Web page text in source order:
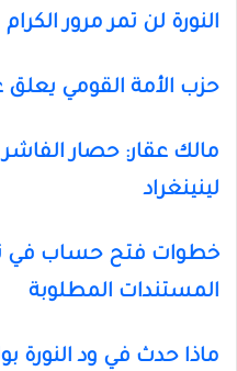
النورة لن تمر مرور الكرام
حزب الأمة القومي يعلق
مالك عقار: حصار الفاشر
لينينغراد
خطوات فتح حساب في
المستندات المطلوبة
ماذا حدث في ود النورة